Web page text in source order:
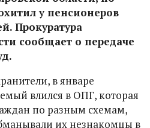
у пенсионеров
Прокуратура
сообщает о передаче
в январе
влился в ОПГ, которая
по разным схемам,
их незнакомцы в